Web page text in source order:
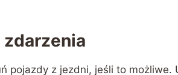
pojazdy z jezdni, jeśli to możliwe.